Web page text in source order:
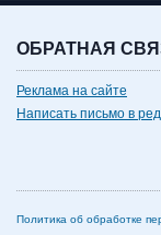
ОБРАТНАЯ
Реклама на сайте
Написать письмо в
Политика об обработке